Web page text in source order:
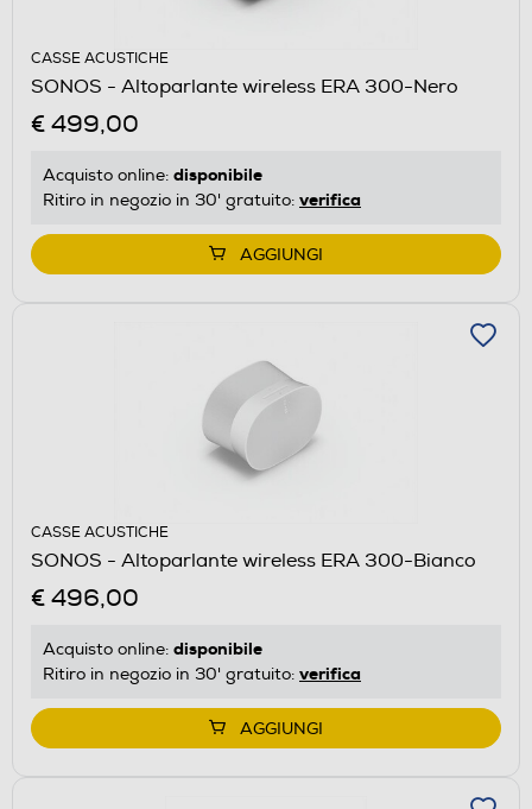
CASSE ACUSTICHE
SONOS - Altoparlante wireless ERA 300-Nero
€ 499,00
Acquisto online: disponibile
Ritiro in negozio in 30' gratuito: verifica
AGGIUNGI
CASSE ACUSTICHE
SONOS - Altoparlante wireless ERA 300-Bianco
€ 496,00
Acquisto online: disponibile
Ritiro in negozio in 30' gratuito: verifica
AGGIUNGI